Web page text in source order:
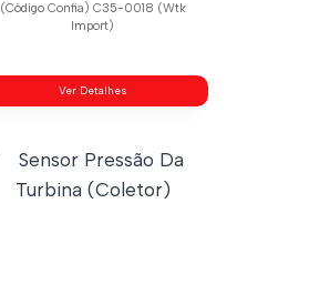
(Código Confia) C35-0018 (Wtk
Import)
Ver Detalhes